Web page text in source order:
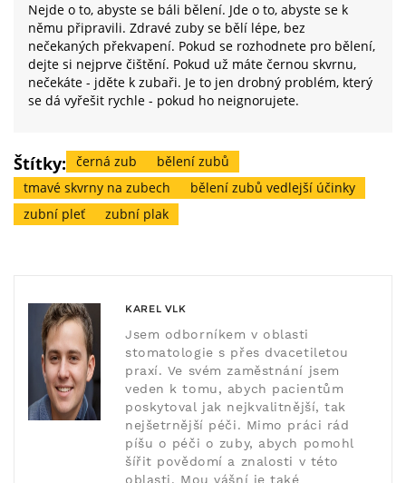
Nejde o to, abyste se báli bělení. Jde o to, abyste se k
němu připravili. Zdravé zuby se bělí lépe, bez
nečekaných překvapení. Pokud se rozhodnete pro bělení,
dejte si nejprve čištění. Pokud už máte černou skvrnu,
nečekáte - jděte k zubaři. Je to jen drobný problém, který
se dá vyřešit rychle - pokud ho neignorujete.
Štítky: černá zub
bělení zubů
tmavé skvrny na zubech
bělení zubů vedlejší účinky
zubní pleť
zubní plak
KAREL VLK
Jsem odborníkem v oblasti
stomatologie s přes dvacetiletou
praxí. Ve svém zaměstnání jsem
veden k tomu, abych pacientům
poskytoval jak nejkvalitnější, tak
nejšetrnější péči. Mimo práci rád
píšu o péči o zuby, abych pomohl
šířit povědomí a znalosti v této
oblasti. Mou vášní je také